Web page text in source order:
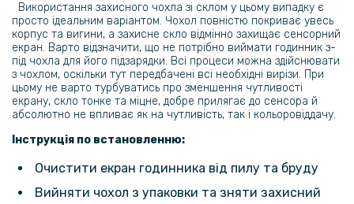
Fenix 8 51mm
84 грн
99 грн
Захисне скло HD Clear для смартгодинників Garmin Fenix 8 51mm
159 грн
51mm (6 шт), Transparent
Використання захисного чохла зі склом у цьому випадку є
просто ідеальним варіантом. Чохол повністю покриває увесь
корпус та вигини, а захисне скло відмінно захищає сенсорний
екран. Варто відзначити, що не потрібно виймати годинник з-
під чохла для його підзарядки. Всі процеси можна здійснювати
з чохлом, оскільки тут передбачені всі необхідні вирізи. При
цьому не варто турбуватись про зменшення чутливості
екрану, скло тонке та міцне, добре прилягає до сенсора й
абсолютно не впливає як на чутливість, так і кольоровіддачу.
Інструкція по встановленню:
Очистити екран годинника від пилу та бруду
Вийняти чохол з упаковки та зняти захисний